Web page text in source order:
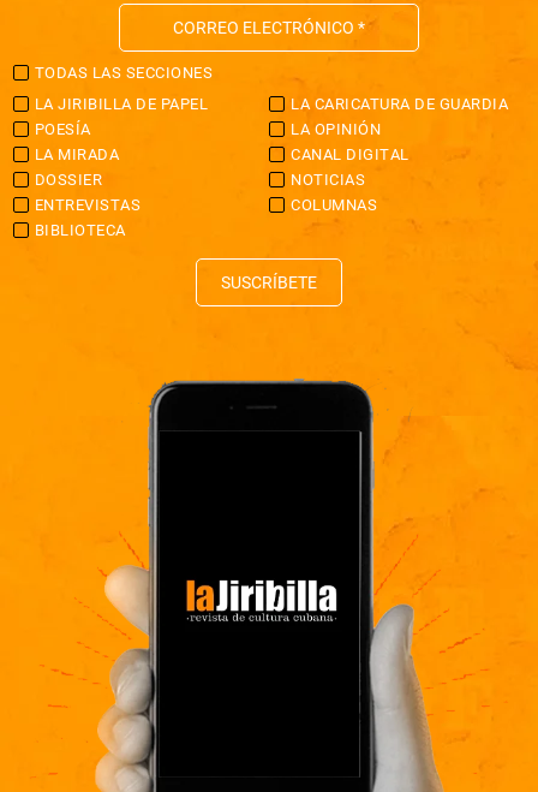
TODAS LAS SECCIONES
LA JIRIBILLA DE PAPEL
LA CARICATURA DE GUARDIA
POESÍA
LA OPINIÓN
LA MIRADA
CANAL DIGITAL
DOSSIER
NOTICIAS
ENTREVISTAS
COLUMNAS
BIBLIOTECA
SUSCRÍBETE